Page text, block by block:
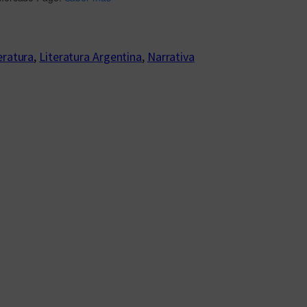
, Literatura Argentina, Narrativa